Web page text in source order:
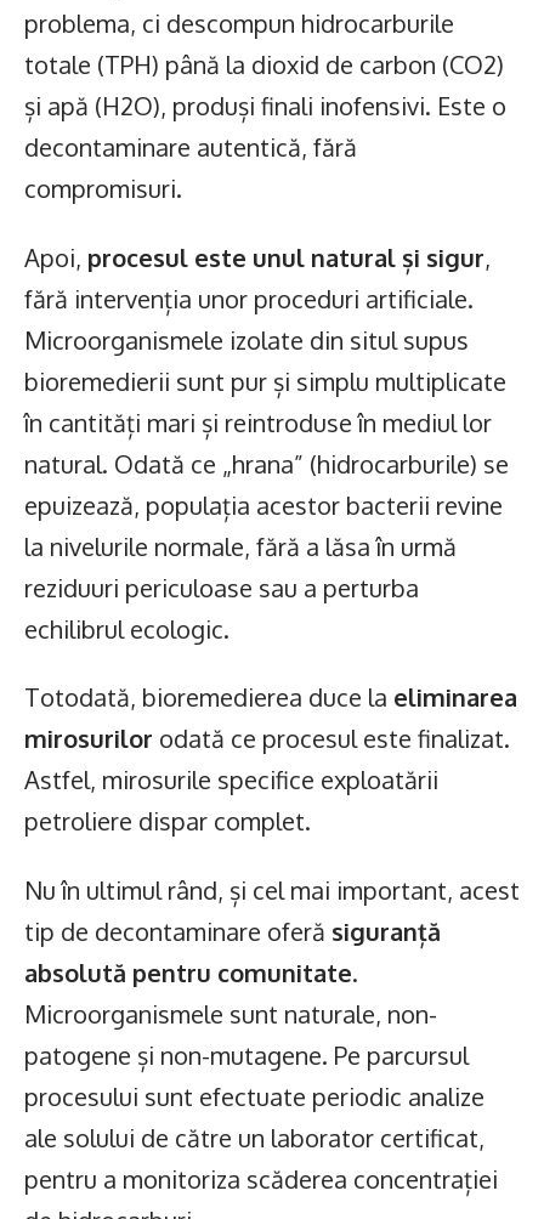
problema, ci descompun hidrocarburile
totale (TPH) până la dioxid de carbon (CO2​)
și apă (H2​O), produși finali inofensivi. Este o
decontaminare autentică, fără
compromisuri.
Apoi, procesul este unul natural și sigur,
fără intervenția unor proceduri artificiale.
Microorganismele izolate din situl supus
bioremedierii sunt pur și simplu multiplicate
în cantități mari și reintroduse în mediul lor
natural. Odată ce „hrana” (hidrocarburile) se
epuizează, populația acestor bacterii revine
la nivelurile normale, fără a lăsa în urmă
reziduuri periculoase sau a perturba
echilibrul ecologic.
Totodată, bioremedierea duce la eliminarea
mirosurilor odată ce procesul este finalizat.
Astfel, mirosurile specifice exploatării
petroliere dispar complet.
Nu în ultimul rând, și cel mai important, acest
tip de decontaminare oferă siguranță
absolută pentru comunitate.
Microorganismele sunt naturale, non-
patogene și non-mutagene. Pe parcursul
procesului sunt efectuate periodic analize
ale solului de către un laborator certificat,
pentru a monitoriza scăderea concentrației